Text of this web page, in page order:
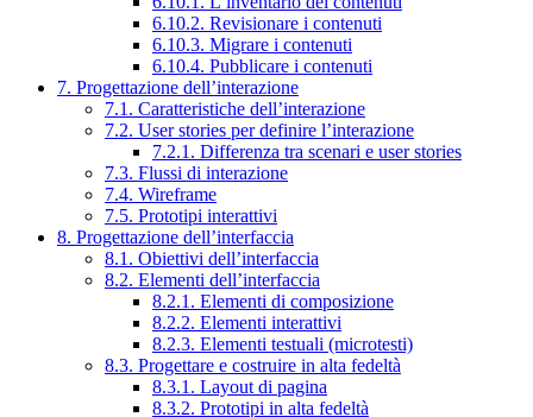
6.10.2. Revisionare i contenuti
6.10.3. Migrare i contenuti
6.10.4. Pubblicare i contenuti
7. Progettazione dell’interazione
7.1. Caratteristiche dell’interazione
7.2. User stories per definire l’interazione
7.2.1. Differenza tra scenari e user stories
7.3. Flussi di interazione
7.4. Wireframe
7.5. Prototipi interattivi
8. Progettazione dell’interfaccia
8.1. Obiettivi dell’interfaccia
8.2. Elementi dell’interfaccia
8.2.1. Elementi di composizione
8.2.2. Elementi interattivi
8.2.3. Elementi testuali (microtesti)
8.3. Progettare e costruire in alta fedeltà
8.3.1. Layout di pagina
8.3.2. Prototipi in alta fedeltà